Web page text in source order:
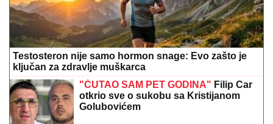
Testosteron nije samo hormon snage: Evo zašto je
ključan za zdravlje muškarca
"ĆUTAO SAM PET GODINA" Filip Car
otkrio sve o sukobu sa Kristijanom
Golubovićem